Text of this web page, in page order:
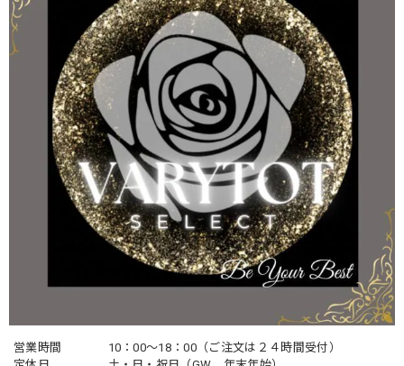
営業時間
10：00〜18：00（ご注文は２４時間受付）